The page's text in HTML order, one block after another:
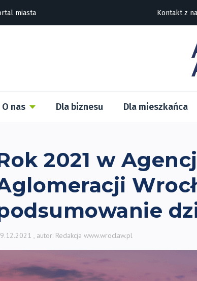
miasta Kontakt z
O nas Dla biznesu Dla mieszkańca
2021 w
, autor: Redakcja www.wroclaw.pl